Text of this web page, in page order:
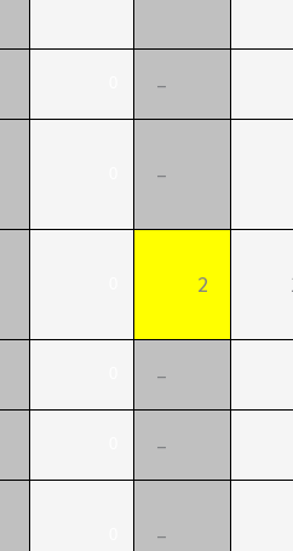
–
–
2
–
–
–